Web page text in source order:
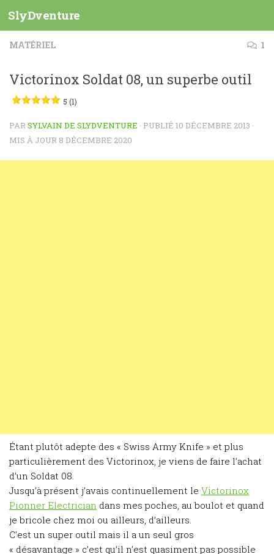
Skip to content
SlyDventure
MATÉRIEL 1
Victorinox Soldat 08, un superbe outil
5 (1)
PARSYLVAIN DE SLYDVENTURE · PUBLIÉ 10 DÉCEMBRE 2013 ·
MIS À JOUR 8 DÉCEMBRE 2020
Étant plutôt adepte des « Swiss Army Knife » et plus
particulièrement des Victorinox, je viens de faire l’achat
d’un Soldat 08.
Jusqu’à présent j’avais continuellement le Victorinox
Pionner Electrician dans mes poches, au boulot et quand
je bricole chez moi ou ailleurs, d’ailleurs.
C’est un super outil mais il a un seul gros
« désavantage » c’est qu’il n’est quasiment pas possible